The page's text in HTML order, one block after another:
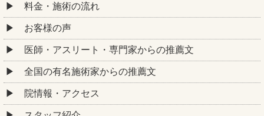
料金・施術の流れ
お客様の声
医師・アスリート・専門家からの推薦文
全国の有名施術家からの推薦文
院情報・アクセス